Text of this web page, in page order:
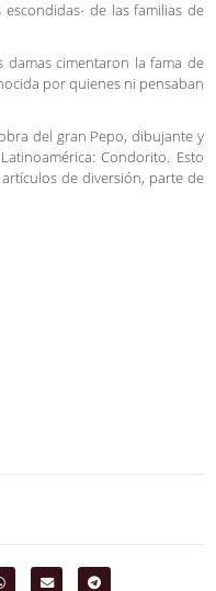
escondidas- de las familias de
damas cimentaron la fama de
por quienes ni pensaban
del gran Pepo, dibujante y
Condorito. Esto
de diversión, parte de